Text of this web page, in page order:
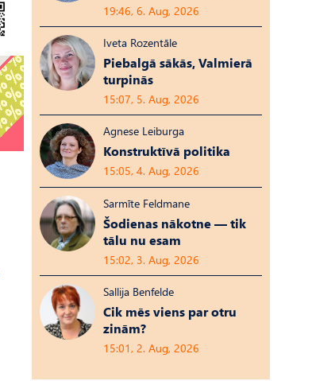
19:46, 6. Aug, 2026
Iveta Rozentāle
Piebalgā sākās, Valmierā
turpinās
15:07, 5. Aug, 2026
Agnese Leiburga
Konstruktīvā politika
15:05, 4. Aug, 2026
Sarmīte Feldmane
Šodienas nākotne — tik
tālu nu esam
15:02, 3. Aug, 2026
Sallija Benfelde
Cik mēs viens par otru
zinām?
15:01, 2. Aug, 2026